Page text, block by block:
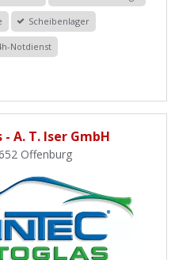
Scheibenlager
Notdienst
A. T. Iser GmbH
Offenburg